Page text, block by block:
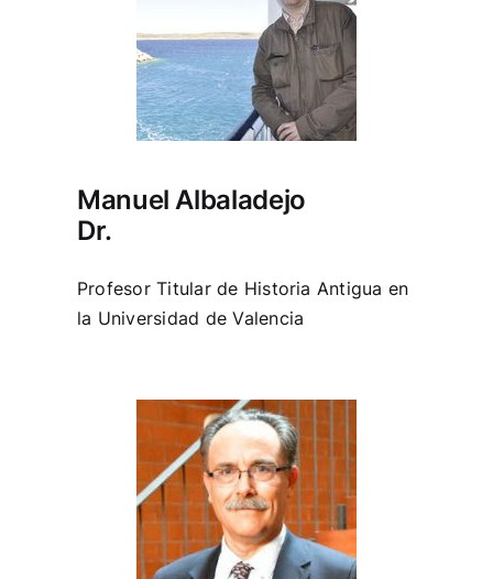
Manuel Albaladejo
Dr.
Profesor Titular de Historia Antigua en
la Universidad de Valencia